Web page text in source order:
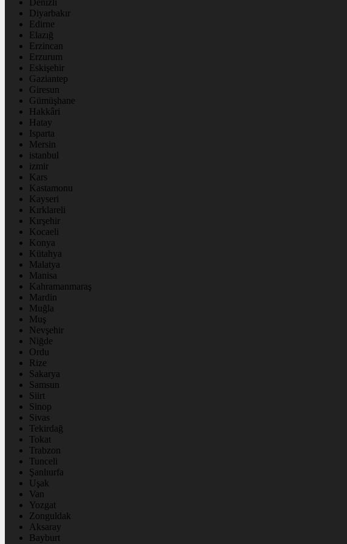
Denizli
Diyarbakır
Edirne
Elazığ
Erzincan
Erzurum
Eskişehir
Gaziantep
Giresun
Gümüşhane
Hakkâri
Hatay
Isparta
Mersin
istanbul
izmir
Kars
Kastamonu
Kayseri
Kırklareli
Kırşehir
Kocaeli
Konya
Kütahya
Malatya
Manisa
Kahramanmaraş
Mardin
Muğla
Muş
Nevşehir
Niğde
Ordu
Rize
Sakarya
Samsun
Siirt
Sinop
Sivas
Tekirdağ
Tokat
Trabzon
Tunceli
Şanlıurfa
Uşak
Van
Yozgat
Zonguldak
Aksaray
Bayburt